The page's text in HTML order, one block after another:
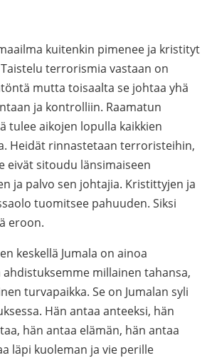
kuitenkin pimenee ja kristityt
terrorismia vastaan on
mutta toisaalta se johtaa yhä
ja kontrolliin. Raamatun
tulee aikojen lopulla kaikkien
Heidät rinnastetaan terroristeihin,
eivät sitoudu länsimaiseen
ja palvo sen johtajia. Kristittyjen ja
tuomitsee pahuuden. Siksi
eroon.
keskellä Jumala on ainoa
millainen tahansa,
turvapaikka. Se on Jumalan syli
Hän antaa anteeksi, hän
hän antaa elämän, hän antaa
läpi kuoleman ja vie perille